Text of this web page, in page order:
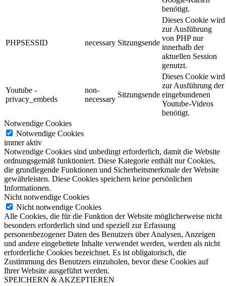
benötigt.
PHPSESSID necessary Sitzungsende
Dieses Cookie wird
zur Ausführung
von PHP nur
innerhalb der
aktuellen Session
genutzt.
Youtube -
privacy_embeds
non-
necessary
Sitzungsende
Dieses Cookie wird
zur Ausführung der
eingebundenen
Youtube-Videos
benötigt.
Notwendige Cookies
Notwendige Cookies
immer aktiv
Notwendige Cookies sind unbedingt erforderlich, damit die Website
ordnungsgemäß funktioniert. Diese Kategorie enthält nur Cookies,
die grundlegende Funktionen und Sicherheitsmerkmale der Website
gewährleisten. Diese Cookies speichern keine persönlichen
Informationen.
Nicht notwendige Cookies
Nicht notwendige Cookies
Alle Cookies, die für die Funktion der Website möglicherweise nicht
besonders erforderlich sind und speziell zur Erfassung
personenbezogener Daten des Benutzers über Analysen, Anzeigen
und andere eingebettete Inhalte verwendet werden, werden als nicht
erforderliche Cookies bezeichnet. Es ist obligatorisch, die
Zustimmung des Benutzers einzuholen, bevor diese Cookies auf
Ihrer Website ausgeführt werden.
SPEICHERN & AKZEPTIEREN